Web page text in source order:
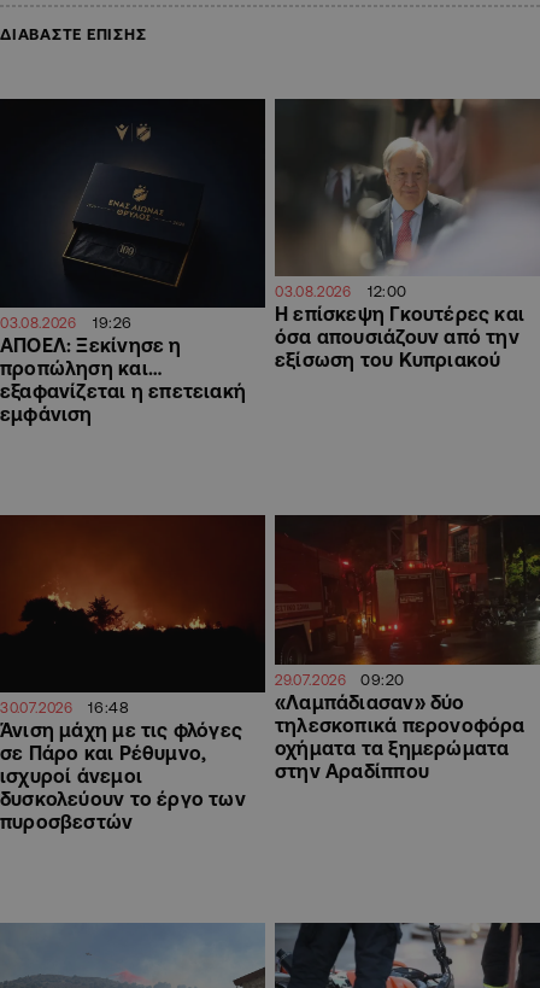
ΔΙΑΒΑΣΤΕ ΕΠΙΣΗΣ
03.08.2026 19:26
ΑΠΟΕΛ: Ξεκίνησε η
προπώληση και…
εξαφανίζεται η επετειακή
εμφάνιση
03.08.2026 12:00
Η επίσκεψη Γκουτέρες και
όσα απουσιάζουν από την
εξίσωση του Κυπριακού
30.07.2026 16:48
Άνιση μάχη με τις φλόγες
σε Πάρο και Ρέθυμνο,
ισχυροί άνεμοι
δυσκολεύουν το έργο των
πυροσβεστών
29.07.2026 09:20
«Λαμπάδιασαν» δύο
τηλεσκοπικά περονοφόρα
οχήματα τα ξημερώματα
στην Αραδίππου